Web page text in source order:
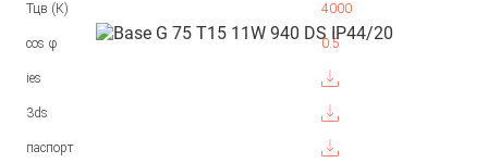
Тцв (К) 4000
cos φ 0.5
ies
3ds
паспорт